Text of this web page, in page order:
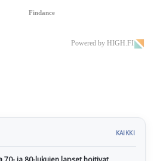
Findance
Powered by HIGH.FI
KAIKKI